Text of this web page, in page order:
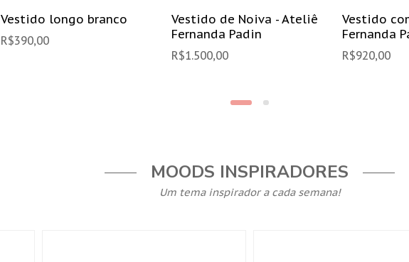
Vestido longo branco
R$390,00
Vestido de Noiva - Ateliê
Fernanda Padin
R$1.500,00
Vestido
Fernanda
R$920,00
MOODS INSPIRADORES
Um tema inspirador a cada semana!